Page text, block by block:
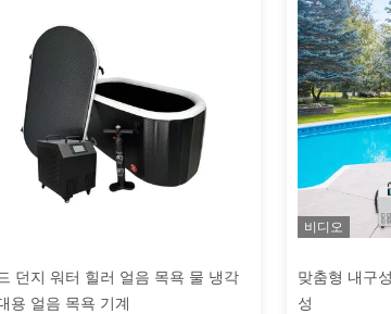
던지 워터 힐러 얼음 목욕 물 냉각
용 얼음 목욕 기계
비디오
맞춤형 내구
성